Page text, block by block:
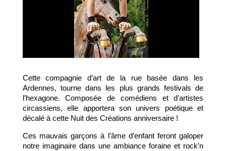
Cette compagnie d’art de la rue basée dans les
Ardennes, tourne dans les plus grands festivals de
l’hexagone. Composée de comédiens et d’artistes
circassiens, elle apportera son univers poétique et
décalé à cette Nuit des Créations anniversaire !
Ces mauvais garçons à l’âme d’enfant feront galoper
notre imaginaire dans une ambiance foraine et rock’n